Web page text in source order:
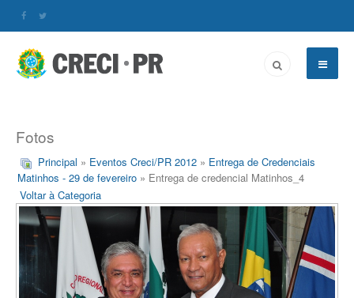
Fotos
Principal » Eventos Creci/PR 2012 » Entrega de Credenciais
Matinhos - 29 de fevereiro » Entrega de credencial Matinhos_4
Voltar à Categoria